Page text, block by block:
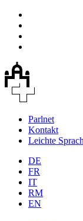
Parlnet
Kontakt
Leichte
DE
FR
IT
RM
EN